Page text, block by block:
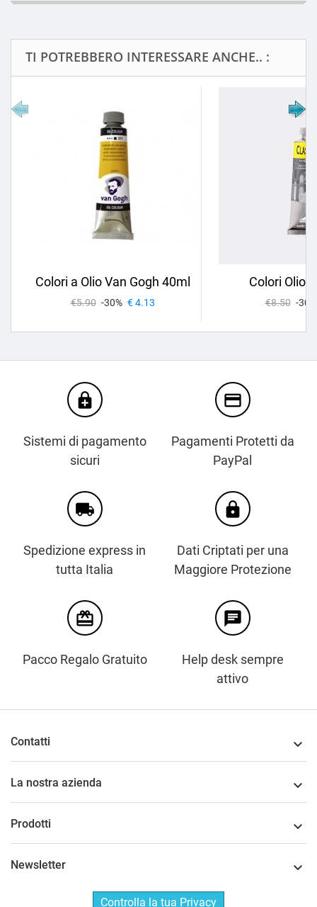
TI POTREBBERO INTERESSARE ANCHE.. :
Colori a Olio Van Gogh 40ml
€5.90 -30% € 4.13
Colori Olio
€8.50 -30%
enhanced_encryption
Sistemi di pagamento
sicuri
credit_card
Pagamenti Protetti da
PayPal
local_shipping
Spedizione express in
tutta Italia
https
Dati Criptati per una
Maggiore Protezione
card_giftcard
Pacco Regalo Gratuito
chat
Help desk sempre
attivo
Contatti 
La nostra azienda 
Prodotti 
Newsletter 
Controlla la tua Privacy